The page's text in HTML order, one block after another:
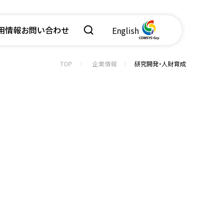
情報お問い合わせ English
TOP 企業情報 研究開発・人財育成